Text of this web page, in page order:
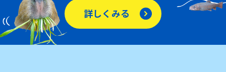
詳しくみる